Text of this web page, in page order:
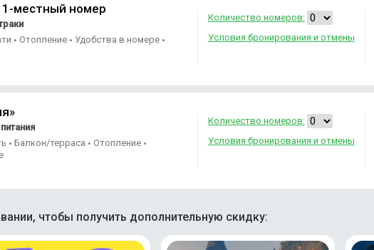
местный номер
• Отопление • Удобства в номере •
Количество номеров:
Условия бронирования и отмены
• Балкон/терраса • Отопление •
Количество номеров:
Условия бронирования и отмены
чтобы получить дополнительную скидку: